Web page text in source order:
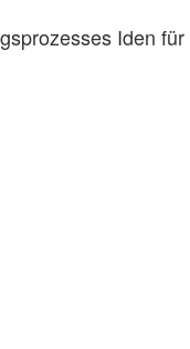
Iden